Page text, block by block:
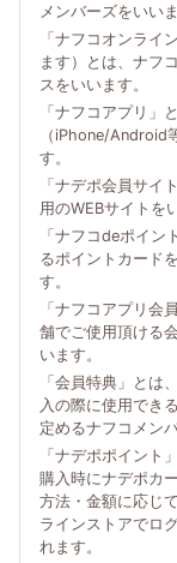
メンバーズをいいま
「ナフコオンライ
ます）とは、ナフ
スをいいます。
「ナフコアプリ」
（iPhone/Android
す。
「ナデポ会員サイ
用のWEBサイトを
「ナフコdeポイ
るポイントカード
す。
「ナフコアプリ会
舗でご使用頂ける
います。
「会員特典」とは
入の際に使用でき
定めるナフコメン
「ナデポポイント
購入時にナデポカ
方法・金額に応じ
ラインストアでロ
れます。